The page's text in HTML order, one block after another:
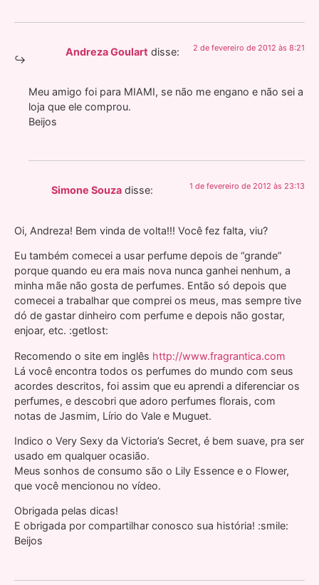
Andreza Goulart disse: 2 de fevereiro de 2012 às 8:21
Meu amigo foi para MIAMI, se não me engano e não sei a
loja que ele comprou.
Beijos
Simone Souza disse: 1 de fevereiro de 2012 às 23:13
Oi, Andreza! Bem vinda de volta!!! Você fez falta, viu?
Eu também comecei a usar perfume depois de “grande”
porque quando eu era mais nova nunca ganhei nenhum, a
minha mãe não gosta de perfumes. Então só depois que
comecei a trabalhar que comprei os meus, mas sempre tive
dó de gastar dinheiro com perfume e depois não gostar,
enjoar, etc. :getlost:
Recomendo o site em inglês http://www.fragrantica.com
Lá você encontra todos os perfumes do mundo com seus
acordes descritos, foi assim que eu aprendi a diferenciar os
perfumes, e descobri que adoro perfumes florais, com
notas de Jasmim, Lírio do Vale e Muguet.
Indico o Very Sexy da Victoria’s Secret, é bem suave, pra ser
usado em qualquer ocasião.
Meus sonhos de consumo são o Lily Essence e o Flower,
que você mencionou no vídeo.
Obrigada pelas dicas!
E obrigada por compartilhar conosco sua história! :smile:
Beijos